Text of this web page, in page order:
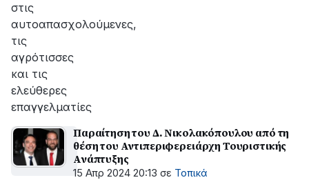
στις
αυτοαπασχολούμενες,
τις
αγρότισσες
και τις
ελεύθερες
επαγγελματίες
Παραίτηση του Δ. Νικολακόπουλου από τη
θέση του Αντιπεριφερειάρχη Τουριστικής
Ανάπτυξης
15 Απρ 2024 20:13 σε Τοπικά